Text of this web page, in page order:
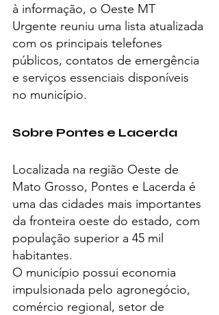
à informação, o Oeste MT
Urgente reuniu uma lista atualizada
com os principais telefones
públicos, contatos de emergência
e serviços essenciais disponíveis
no município.
Sobre Pontes e Lacerda
Localizada na região Oeste de
Mato Grosso, Pontes e Lacerda é
uma das cidades mais importantes
da fronteira oeste do estado, com
população superior a 45 mil
habitantes.
O município possui economia
impulsionada pelo agronegócio,
comércio regional, setor de